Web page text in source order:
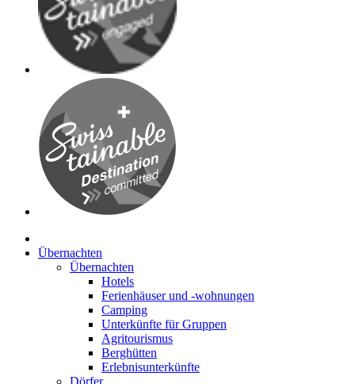
Übernachten
Übernachten
Hotels
Ferienhäuser und -wohnungen
Camping
Unterkünfte für Gruppen
Agritourismus
Berghütten
Erlebnisunterkünfte
Dörfer